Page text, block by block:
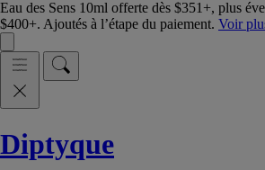
Eau des Sens 10ml offerte dès $351+, plus
$400+. Ajoutés à l’étape du paiement. Voir
Diptyque